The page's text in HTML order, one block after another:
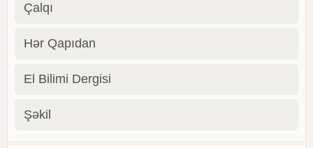
Çalqı
Hər Qapıdan
El Bilimi Dergisi
Şəkil